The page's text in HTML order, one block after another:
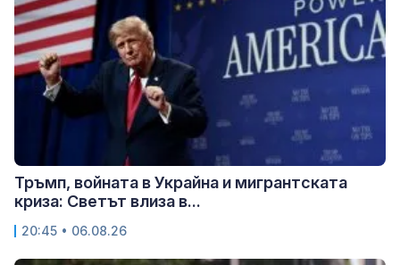
Тръмп, войната в Украйна и мигрантската
криза: Светът влиза в...
20:45 • 06.08.26